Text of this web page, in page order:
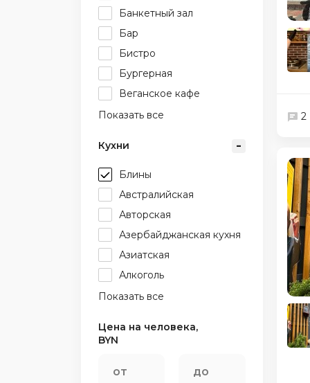
Банкетный зал
Бар
Бистро
Бургерная
Веганское кафе
Показать все
Кухни
Блины
Австралийская
Авторская
Азербайджанская кухня
Азиатская
Алкоголь
Показать все
Цена на человека,
BYN
2